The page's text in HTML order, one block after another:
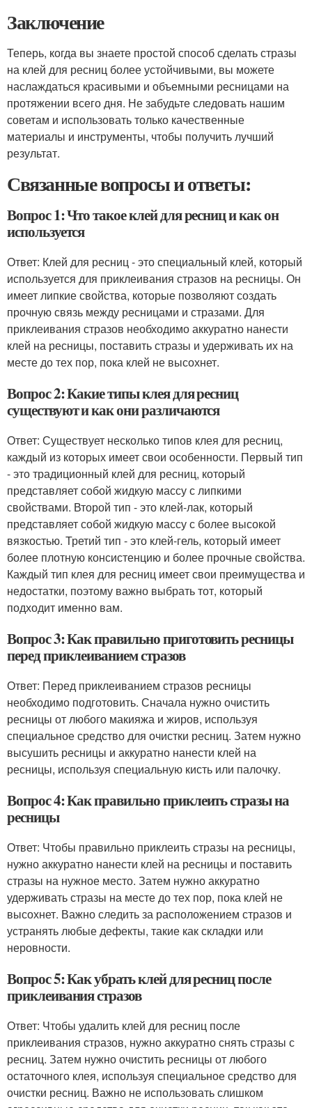
Заключение
Теперь, когда вы знаете простой способ сделать стразы
на клей для ресниц более устойчивыми, вы можете
наслаждаться красивыми и объемными ресницами на
протяжении всего дня. Не забудьте следовать нашим
советам и использовать только качественные
материалы и инструменты, чтобы получить лучший
результат.
Связанные вопросы и ответы:
Вопрос 1: Что такое клей для ресниц и как он
используется
Ответ: Клей для ресниц - это специальный клей, который
используется для приклеивания стразов на ресницы. Он
имеет липкие свойства, которые позволяют создать
прочную связь между ресницами и стразами. Для
приклеивания стразов необходимо аккуратно нанести
клей на ресницы, поставить стразы и удерживать их на
месте до тех пор, пока клей не высохнет.
Вопрос 2: Какие типы клея для ресниц
существуют и как они различаются
Ответ: Существует несколько типов клея для ресниц,
каждый из которых имеет свои особенности. Первый тип
- это традиционный клей для ресниц, который
представляет собой жидкую массу с липкими
свойствами. Второй тип - это клей-лак, который
представляет собой жидкую массу с более высокой
вязкостью. Третий тип - это клей-гель, который имеет
более плотную консистенцию и более прочные свойства.
Каждый тип клея для ресниц имеет свои преимущества и
недостатки, поэтому важно выбрать тот, который
подходит именно вам.
Вопрос 3: Как правильно приготовить ресницы
перед приклеиванием стразов
Ответ: Перед приклеиванием стразов ресницы
необходимо подготовить. Сначала нужно очистить
ресницы от любого макияжа и жиров, используя
специальное средство для очистки ресниц. Затем нужно
высушить ресницы и аккуратно нанести клей на
ресницы, используя специальную кисть или палочку.
Вопрос 4: Как правильно приклеить стразы на
ресницы
Ответ: Чтобы правильно приклеить стразы на ресницы,
нужно аккуратно нанести клей на ресницы и поставить
стразы на нужное место. Затем нужно аккуратно
удерживать стразы на месте до тех пор, пока клей не
высохнет. Важно следить за расположением стразов и
устранять любые дефекты, такие как складки или
неровности.
Вопрос 5: Как убрать клей для ресниц после
приклеивания стразов
Ответ: Чтобы удалить клей для ресниц после
приклеивания стразов, нужно аккуратно снять стразы с
ресниц. Затем нужно очистить ресницы от любого
остаточного клея, используя специальное средство для
очистки ресниц. Важно не использовать слишком